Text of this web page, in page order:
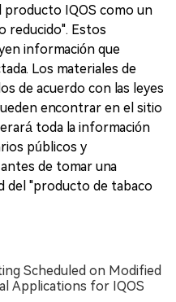
IQOS como un
reducido". Estos
información que
Los materiales de
de acuerdo con las leyes
encontrar en el sitio
toda la información
públicos y
de tomar una
del "producto de tabaco
Scheduled on Modified
Applications for IQOS